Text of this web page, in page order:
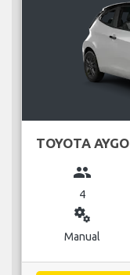
TOYOTA AYGO
group
4
miscellaneous_services
Manual